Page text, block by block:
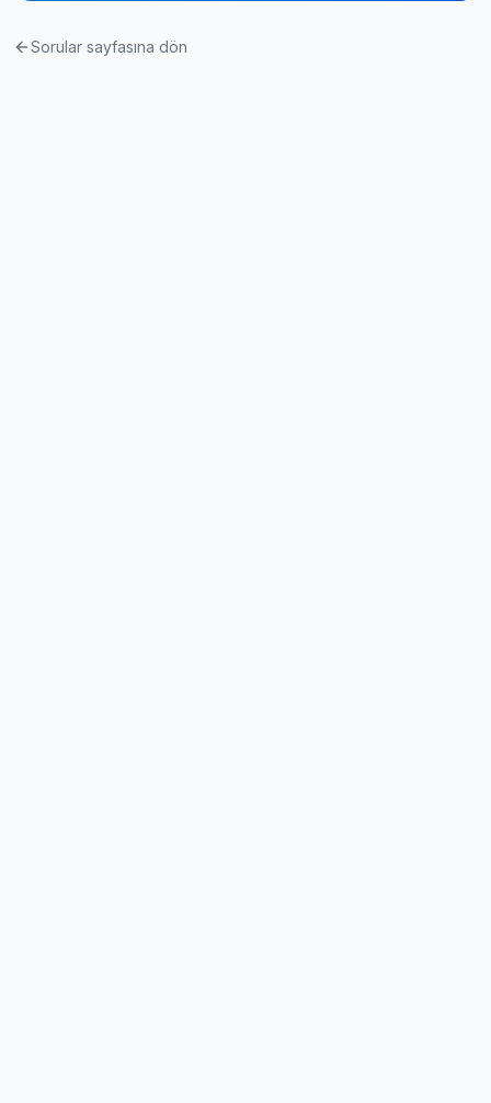
Sorular sayfasına dön